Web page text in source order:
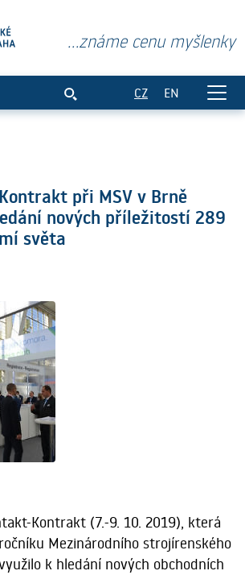
...známe cenu myšlenky
CZ EN
při MSV v Brně
nových příležitostí 289
světa
Kontrakt (7.-9. 10. 2019), která
Mezinárodního strojírenského
k hledání nových obchodních